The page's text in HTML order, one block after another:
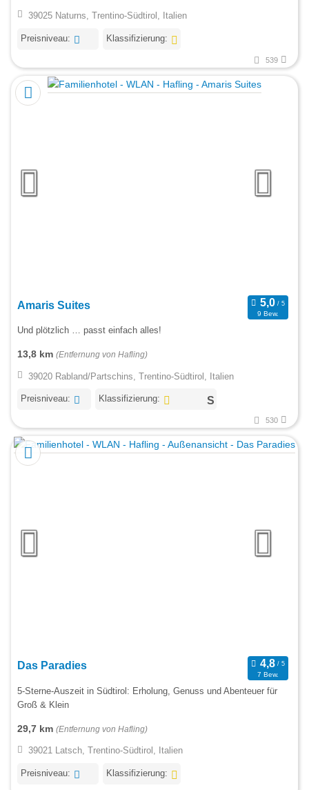
39025 Naturns, Trentino-Südtirol, Italien
Preisniveau: Klassifizierung:
539
Amaris Suites
9 Bew.
Und plötzlich … passt einfach alles!
13,8 km (Entfernung von Hafling)
39020 Rabland/Partschins, Trentino-Südtirol, Italien
Preisniveau: Klassifizierung:
530
Das Paradies
7 Bew.
5-Sterne-Auszeit in Südtirol: Erholung, Genuss und Abenteuer für
Groß & Klein
29,7 km (Entfernung von Hafling)
39021 Latsch, Trentino-Südtirol, Italien
Preisniveau: Klassifizierung: